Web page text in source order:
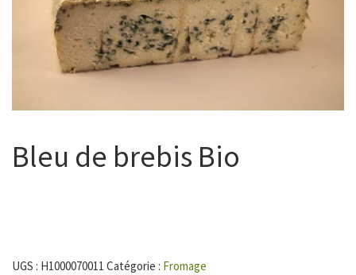
Bleu de brebis Bio
UGS : H1000070011 Catégorie : Fromage